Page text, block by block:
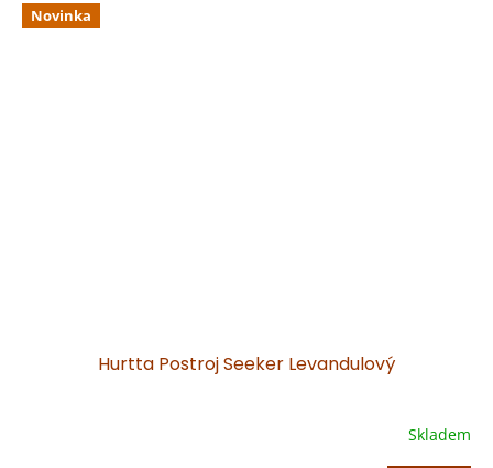
Novinka
Hurtta Postroj Seeker Levandulový
Skladem